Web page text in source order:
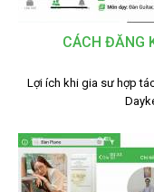
CÁCH ĐĂNG
Lợi ích khi gia sư hợp